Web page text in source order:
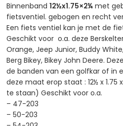
Binnenband 12½x1.75×2¼ met
fietsventiel. gebogen en recht
Een fiets ventiel kan je met de
Geschikt voor o.a. deze
Orange, Jeep Junior, Buddy
Berg Bikey, Bikey John Deere.
de banden van een golfkar of in
deze maat erop staat : 12½ x 1.75
te staan) Geschikt voor o.a.
– 47-203
– 50-203